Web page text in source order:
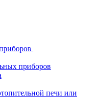
приборов
печи или